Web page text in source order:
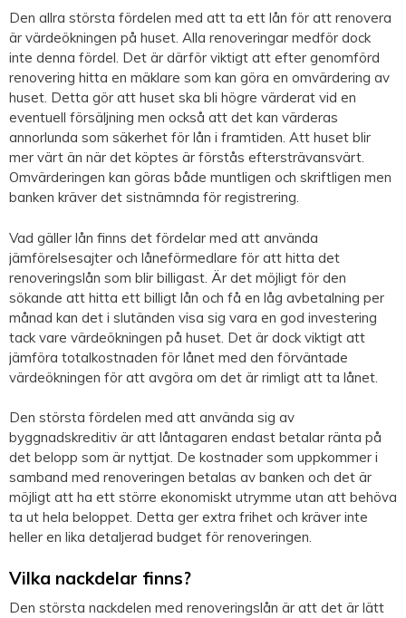
Den allra största fördelen med att ta ett lån för att renovera
är värdeökningen på huset. Alla renoveringar medför dock
inte denna fördel. Det är därför viktigt att efter genomförd
renovering hitta en mäklare som kan göra en omvärdering av
huset. Detta gör att huset ska bli högre värderat vid en
eventuell försäljning men också att det kan värderas
annorlunda som säkerhet för lån i framtiden. Att huset blir
mer värt än när det köptes är förstås eftersträvansvärt.
Omvärderingen kan göras både muntligen och skriftligen men
banken kräver det sistnämnda för registrering.
Vad gäller lån finns det fördelar med att använda
jämförelsesajter och låneförmedlare för att hitta det
renoveringslån som blir billigast. Är det möjligt för den
sökande att hitta ett billigt lån och få en låg avbetalning per
månad kan det i slutänden visa sig vara en god investering
tack vare värdeökningen på huset. Det är dock viktigt att
jämföra totalkostnaden för lånet med den förväntade
värdeökningen för att avgöra om det är rimligt att ta lånet.
Den största fördelen med att använda sig av
byggnadskreditiv är att låntagaren endast betalar ränta på
det belopp som är nyttjat. De kostnader som uppkommer i
samband med renoveringen betalas av banken och det är
möjligt att ha ett större ekonomiskt utrymme utan att behöva
ta ut hela beloppet. Detta ger extra frihet och kräver inte
heller en lika detaljerad budget för renoveringen.
Vilka nackdelar finns?
Den största nackdelen med renoveringslån är att det är lätt